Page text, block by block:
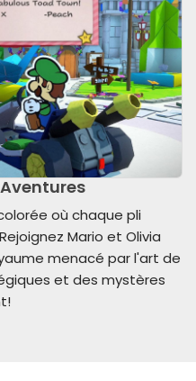
où chaque pli
Mario et Olivia
menacé par l'art de
et des mystères